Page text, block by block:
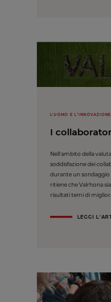
L'UOMO E L'INNOVAZIONE,
I
Nell'ambito della
soddisfazione dei
durante un sondaggio
ritiene che Valrhona
risultati temi di
LEGGI